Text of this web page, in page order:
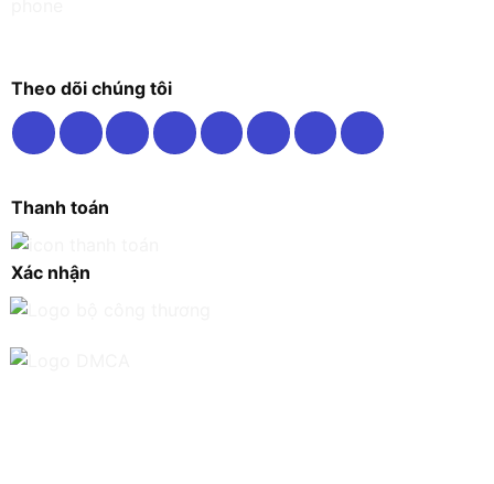
Theo dõi chúng tôi
Thanh toán
Xác nhận